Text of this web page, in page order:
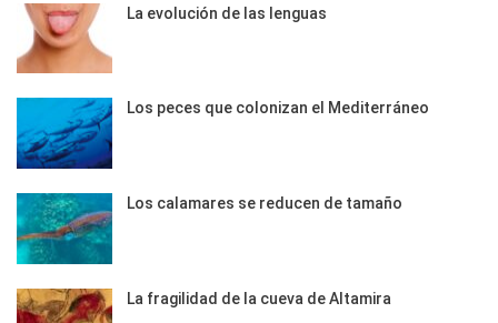
La evolución de las lenguas
Los peces que colonizan el Mediterráneo
Los calamares se reducen de tamaño
La fragilidad de la cueva de Altamira